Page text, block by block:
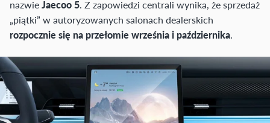
nazwieJaecoo 5. Z zapowiedzi centrali wynika, że sprzedaż
„piątki” w autoryzowanych salonach dealerskich
rozpocznie się na przełomie września i października.